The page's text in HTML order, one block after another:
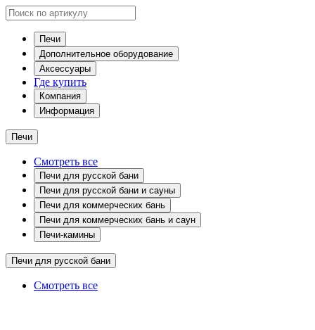
Печи
Дополнительное оборудование
Аксессуары
Где купить
Компания
Информация
Печи
Смотреть все
Печи для русской бани
Печи для русской бани и сауны
Печи для коммерческих бань
Печи для коммерческих бань и саун
Печи-камины
Печи для русской бани
Смотреть все